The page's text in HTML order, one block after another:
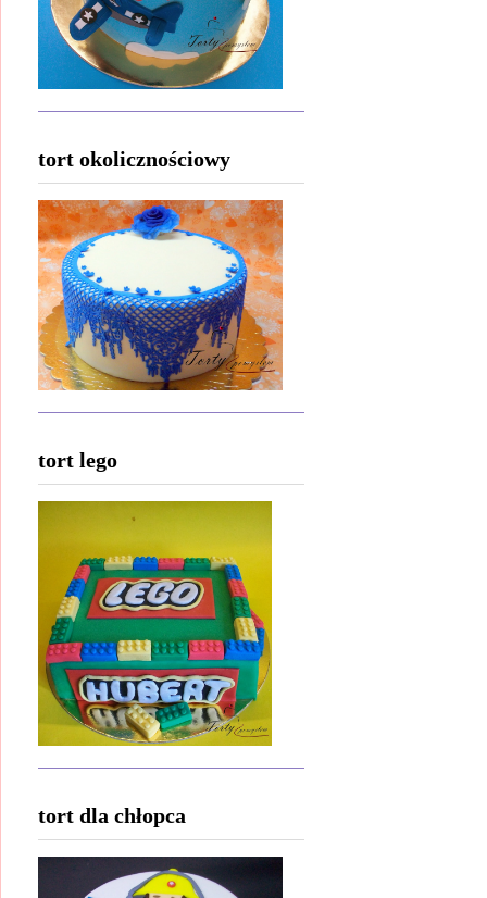
tort okolicznościowy
tort lego
tort dla chłopca